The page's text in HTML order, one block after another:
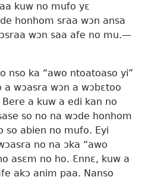
kuw no mufo yɛ
honhom sraa wɔn ansa
wɔn saa afe no mu.—
nso ka “awo ntoatoaso yi”
a wɔasra wɔn a wɔbɛtoo
a kuw a edi kan no
so no na wɔde honhom
so abien no mufo. Eyi
no na ɔka “awo
asɛm no ho. Ɛnnɛ, kuw a
akɔ anim paa. Nanso